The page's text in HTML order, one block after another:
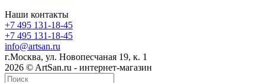
Наши контакты
+7 495 131-18-45
+7 495 131-18-45
info@artsan.ru
г.Москва, ул. Новопесчаная 19, к. 1
2026 © ArtSan.ru - интернет-магазин